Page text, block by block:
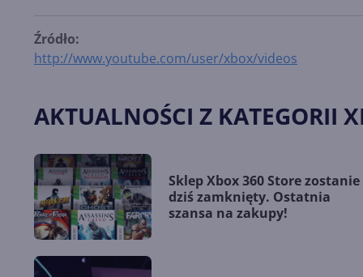
Źródło:
http://www.youtube.com/user/xbox/videos
AKTUALNOŚCI Z KATEGORII
Sklep Xbox 360 Store zostanie
dziś zamknięty. Ostatnia
szansa na zakupy!